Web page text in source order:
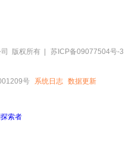
版权所有 | 苏ICP备09077504号-3
号 系统日志 数据更新